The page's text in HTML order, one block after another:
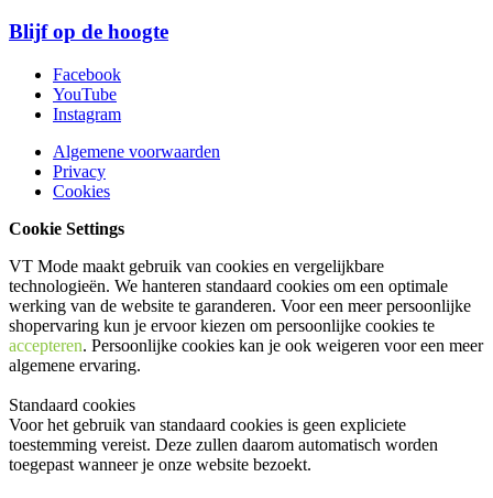
Blijf op de hoogte
Facebook
YouTube
Instagram
Algemene voorwaarden
Privacy
Cookies
Cookie Settings
VT Mode maakt gebruik van cookies en vergelijkbare
technologieën. We hanteren standaard cookies om een optimale
werking van de website te garanderen. Voor een meer persoonlijke
shopervaring kun je ervoor kiezen om persoonlijke cookies te
accepteren. Persoonlijke cookies kan je ook weigeren voor een meer
algemene ervaring.
Standaard cookies
Voor het gebruik van standaard cookies is geen expliciete
toestemming vereist. Deze zullen daarom automatisch worden
toegepast wanneer je onze website bezoekt.